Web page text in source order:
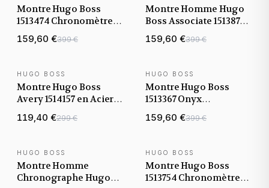
Montre Hugo Boss
1513474 Chronomètre
en Cuir Noir Surpiqué
159,60 €399 €
Montre Homme Hugo
Boss Associate 1513871
chronographe cadran
noir
159,60 €399 €
HUGO BOSS
Montre Hugo Boss
Avery 1514157 en Acier
Argenté avec Cadran
Noir Brossé
119,40 €299 €
HUGO BOSS
Montre Hugo Boss
1513367 Onyx
Chronomètre Noir
Bracelet Cuir
159,60 €399 €
HUGO BOSS
Montre Homme
Chronographe Hugo
HUGO BOSS
Montre Hugo Boss
1513754 Chronomètre